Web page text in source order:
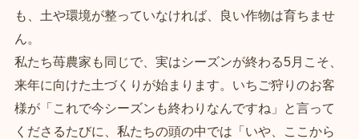
も、土や環境が整っていなければ、良い作物は育ちませ
ん。
私たち苺農家も同じで、実はシーズンが終わる5月こそ、
来年に向けた土づくりが始まります。いちご狩りのお客
様が「これで今シーズンも終わりなんですね」と言って
くださるたびに、私たちの頭の中では「いや、ここから